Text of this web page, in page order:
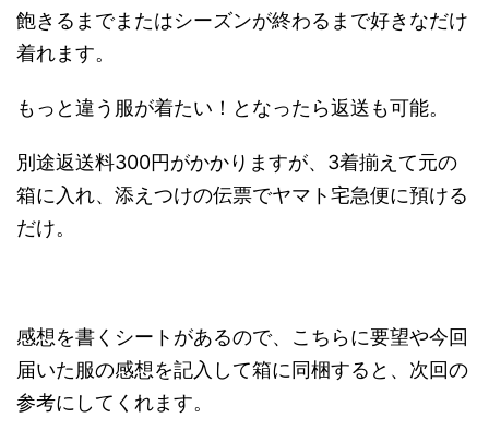
飽きるまでまたはシーズンが終わるまで好きなだけ
着れます。
もっと違う服が着たい！となったら返送も可能。
別途返送料300円がかかりますが、3着揃えて元の
箱に入れ、添えつけの伝票でヤマト宅急便に預ける
だけ。
感想を書くシートがあるので、こちらに要望や今回
届いた服の感想を記入して箱に同梱すると、次回の
参考にしてくれます。